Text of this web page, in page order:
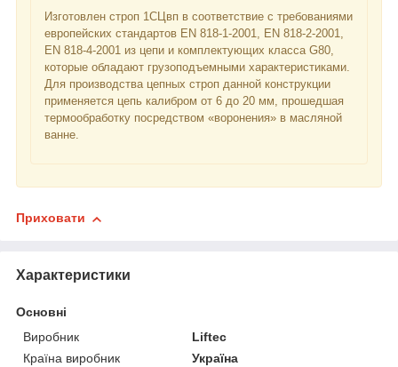
Изготовлен строп 1СЦвп в соответствие с требованиями
европейских стандартов EN 818-1-2001, EN 818-2-2001,
EN 818-4-2001 из цепи и комплектующих класса G80,
которые обладают грузоподъемными характеристиками.
Для производства цепных строп данной конструкции
применяется цепь калибром от 6 до 20 мм, прошедшая
термообработку посредством «воронения» в масляной
ванне.
Приховати
Характеристики
Основні
Виробник
Liftec
Країна виробник
Україна